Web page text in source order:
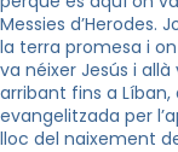
Messies d’Herodes.
la terra promesa i
va néixer Jesús i
arribant fins a Líban,
evangelitzada per
lloc del naixement